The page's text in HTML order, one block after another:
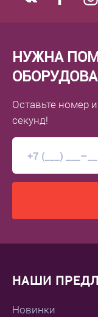
НУЖНА
Оставьте номер
секунд!
НАШИ
Новинки